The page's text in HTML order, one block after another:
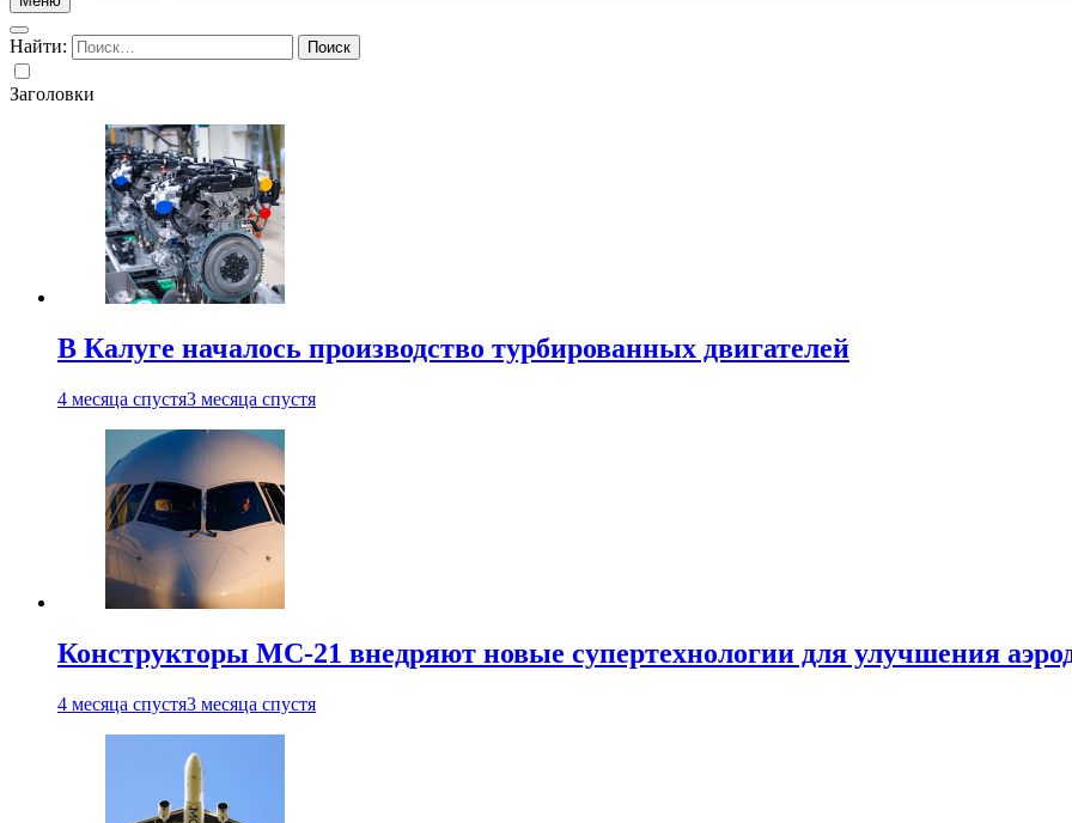
Найти:
Заголовки
В Калуге началось производство турбированных двигателей
4 месяца спустя3 месяца спустя
Конструкторы МС-21 внедряют новые супертехнологии для улучшения
4 месяца спустя3 месяца спустя